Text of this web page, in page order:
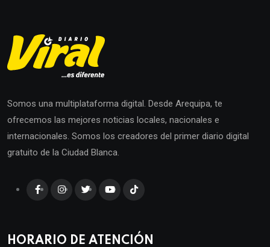
Somos una multiplataforma digital. Desde Arequipa, te
ofrecemos las mejores noticias locales, nacionales e
internacionales. Somos los creadores del primer diario digital
gratuito de la Ciudad Blanca.
HORARIO DE ATENCIÓN